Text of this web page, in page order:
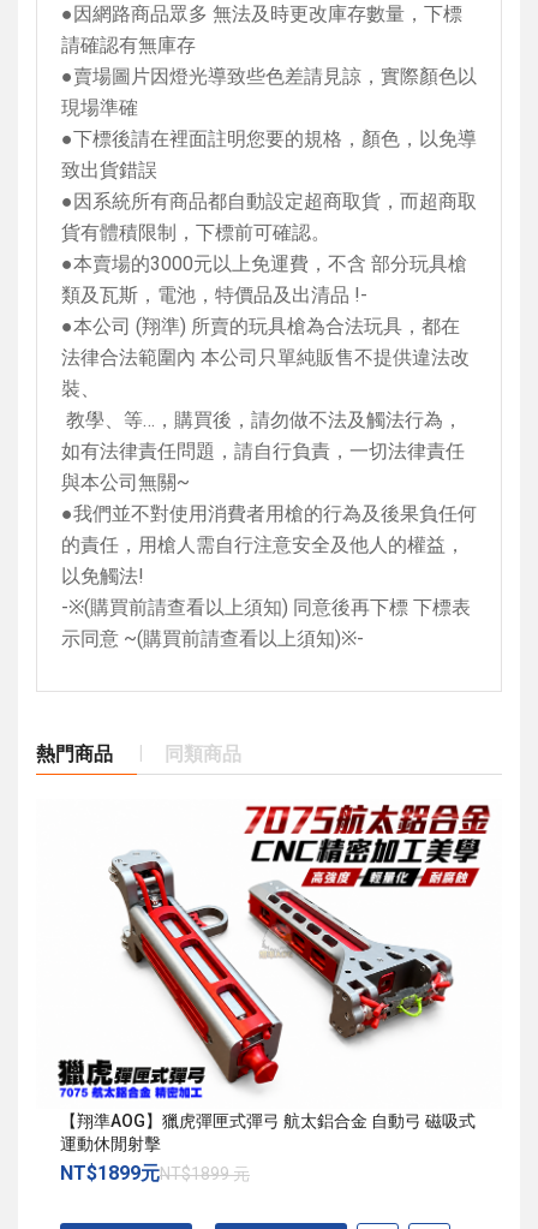
●因網路商品眾多 無法及時更改庫存數量，下標
請確認有無庫存
●賣場圖片因燈光導致些色差請見諒，實際顏色以
現場準確
●下標後請在裡面註明您要的規格，顏色，以免導
致出貨錯誤
●因系統所有商品都自動設定超商取貨，而超商取
貨有體積限制，下標前可確認。
●本賣場的3000元以上免運費，不含 部分玩具槍
類及瓦斯，電池，特價品及出清品 !-
●本公司 (翔準) 所賣的玩具槍為合法玩具，都在
法律合法範圍內 本公司只單純販售不提供違法改
裝、
教學、等…，購買後，請勿做不法及觸法行為，
如有法律責任問題，請自行負責，一切法律責任
與本公司無關~
●我們並不對使用消費者用槍的行為及後果負任何
的責任，用槍人需自行注意安全及他人的權益，
以免觸法!
-※(購買前請查看以上須知) 同意後再下標 下標表
示同意 ~(購買前請查看以上須知)※-
熱門商品 同類商品
【翔準AOG】獵虎彈匣式彈弓 航太鋁合金 自動弓 磁吸式
運動休閒射擊
NT$1899元NT$1899 元